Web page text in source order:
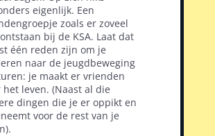
eigenlijk. Een
zoals er zoveel
bij de KSA. Laat dat
één reden zijn om je
naar de jeugdbeweging
je maakt er vrienden
het leven. (Naast al die
dingen die je er oppikt en
voor de rest van je